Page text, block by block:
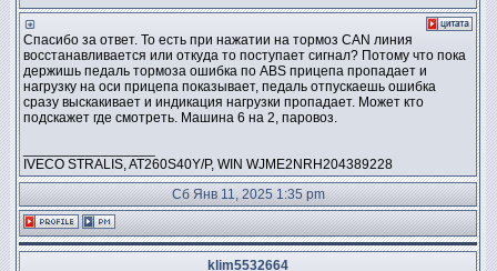
Спасибо за ответ. То есть при нажатии на тормоз CAN линия
восстанавливается или откуда то поступает сигнал? Потому что пока
держишь педаль тормоза ошибка по ABS прицепа пропадает и
нагрузку на оси прицепа показывает, педаль отпускаешь ошибка
сразу выскакивает и индикация нагрузки пропадает. Может кто
подскажет где смотреть. Машина 6 на 2, паровоз.
IVECO STRALIS, AT260S40Y/P, WIN WJME2NRH204389228
Сб Янв 11, 2025 1:35 pm
klim5532664